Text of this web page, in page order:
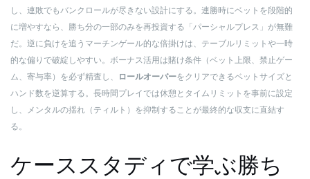
し、連敗でもバンクロールが尽きない設計にする。連勝時にベットを段階的
に増やすなら、勝ち分の一部のみを再投資する「パーシャルプレス」が無難
だ。逆に負けを追うマーチンゲール的な倍掛けは、テーブルリミットや一時
的な偏りで破綻しやすい。ボーナス活用は賭け条件（ベット上限、禁止ゲー
ム、寄与率）を必ず精査し、
ロールオーバーをクリアできるベットサイズと
ハンド数を逆算する。長時間プレイでは休憩とタイムリミットを事前に設定
し、メンタルの揺れ（ティルト）を抑制することが最終的な収支に直結す
る。
ケーススタディで学ぶ勝ち